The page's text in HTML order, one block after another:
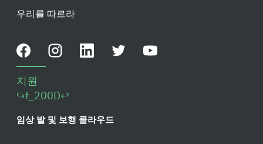
우리를 따르라
지원
↪f_200D↩
임상 발 및 보행 클라우드